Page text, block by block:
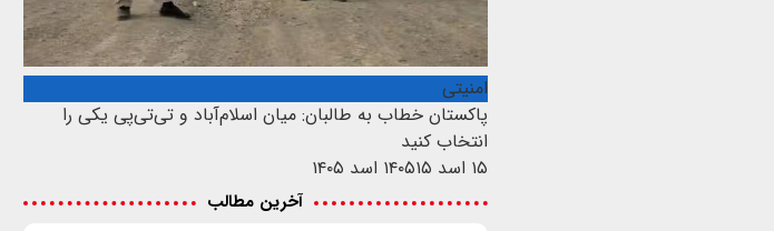
امنیتی
پاکستان خطاب به طالبان: میان اسلام‌آباد و تی‌تی‌پی یکی را
انتخاب کنید
۱۵ اسد ۱۴۰۵
۱۵ اسد ۱۴۰۵
آخرین مطالب